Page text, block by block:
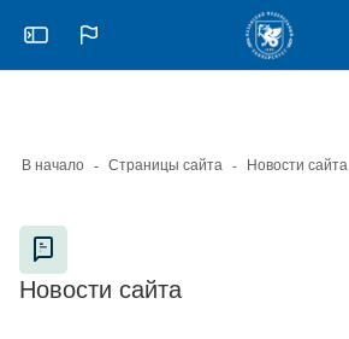
Перейти к основному содержанию
Откройте боковую панель
В начало Страницы сайта Новости сайта
Блоки
Новости сайта